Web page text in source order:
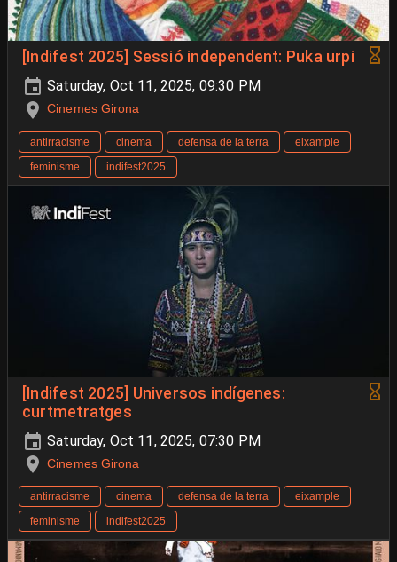
[Indifest 2025] Sessió independent: Puka urpi
Saturday, Oct 11, 2025, 09:30 PM
Cinemes Girona
antirracisme cinema defensa de la terra
eixample
feminisme
indifest2025
[Indifest 2025] Universos indígenes:
curtmetratges
Saturday, Oct 11, 2025, 07:30 PM
Cinemes Girona
antirracisme cinema defensa de la terra
eixample
feminisme
indifest2025